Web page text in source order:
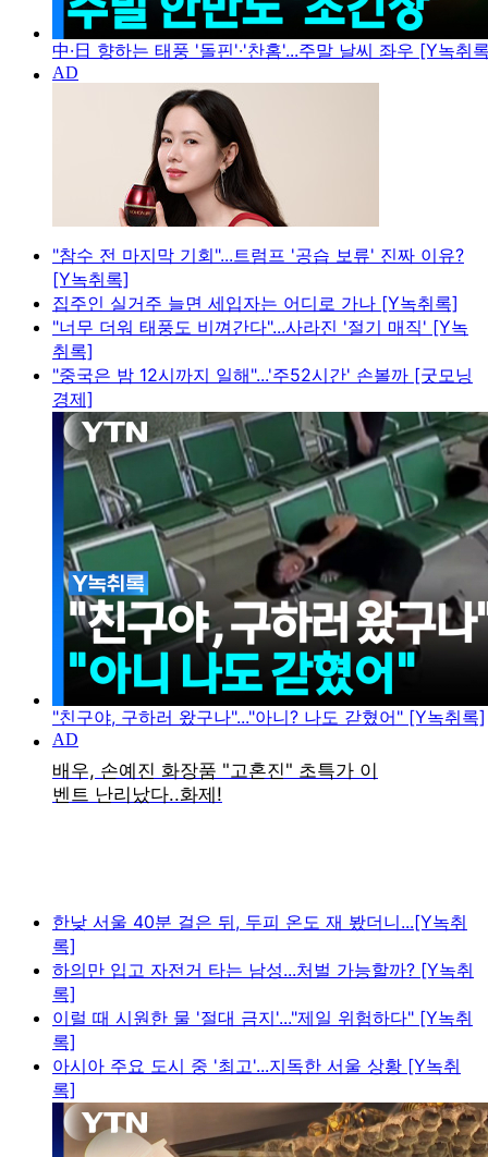
中·日 향하는 태풍 '돌핀'·'찬홈'...주말 날씨 좌우 [Y녹취
"참수 전 마지막 기회"...트럼프 '공습 보류' 진짜 이유?
[Y녹취록]
집주인 실거주 늘면 세입자는 어디로 가나 [Y녹취록]
"너무 더워 태풍도 비껴간다"...사라진 '절기 매직' [Y녹
취록]
"중국은 밤 12시까지 일해"...'주52시간' 손볼까 [굿모닝
경제]
"친구야, 구하러 왔구나"..."아니? 나도 갇혔어" [Y녹취록]
한낮 서울 40분 걸은 뒤, 두피 온도 재 봤더니...[Y녹취
록]
하의만 입고 자전거 타는 남성...처벌 가능할까? [Y녹취
록]
이럴 때 시원한 물 '절대 금지'..."제일 위험하다" [Y녹취
록]
아시아 주요 도시 중 '최고'...지독한 서울 상황 [Y녹취
록]